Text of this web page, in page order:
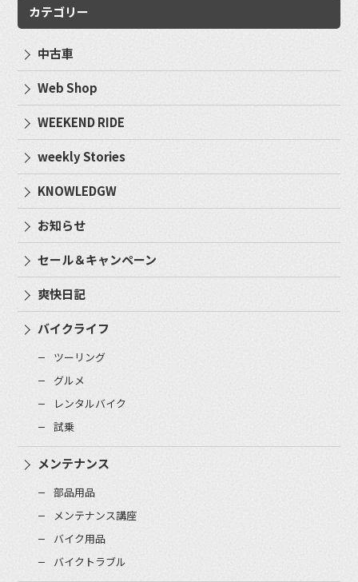
カテゴリー
中古車
Web Shop
WEEKEND RIDE
weekly Stories
KNOWLEDGW
お知らせ
セール＆キャンペーン
爽快日記
バイクライフ
ツーリング
グルメ
レンタルバイク
試乗
メンテナンス
部品用品
メンテナンス講座
バイク用品
バイクトラブル